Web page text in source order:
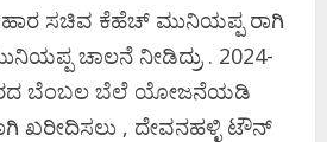
ಸಚಿವ ಕೆಹೆಚ್ ಮುನಿಯಪ್ಪ ರಾಗಿ
ಚಾಲನೆ ನೀಡಿದ್ರು . 2024-
ಬೆಂಬಲ ಬೆಲೆ ಯೋಜನೆಯಡಿ
ಖರೀದಿಸಲು , ದೇವನಹಳ್ಳಿ ಟೌನ್